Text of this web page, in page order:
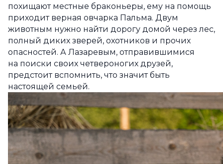
похищают местные браконьеры, ему на помощь
приходит верная овчарка Пальма. Двум
животным нужно найти дорогу домой через лес,
полный диких зверей, охотников и прочих
опасностей. А Лазаревым, отправившимися
на поиски своих четвероногих друзей,
предстоит вспомнить, что значит быть
настоящей семьей.